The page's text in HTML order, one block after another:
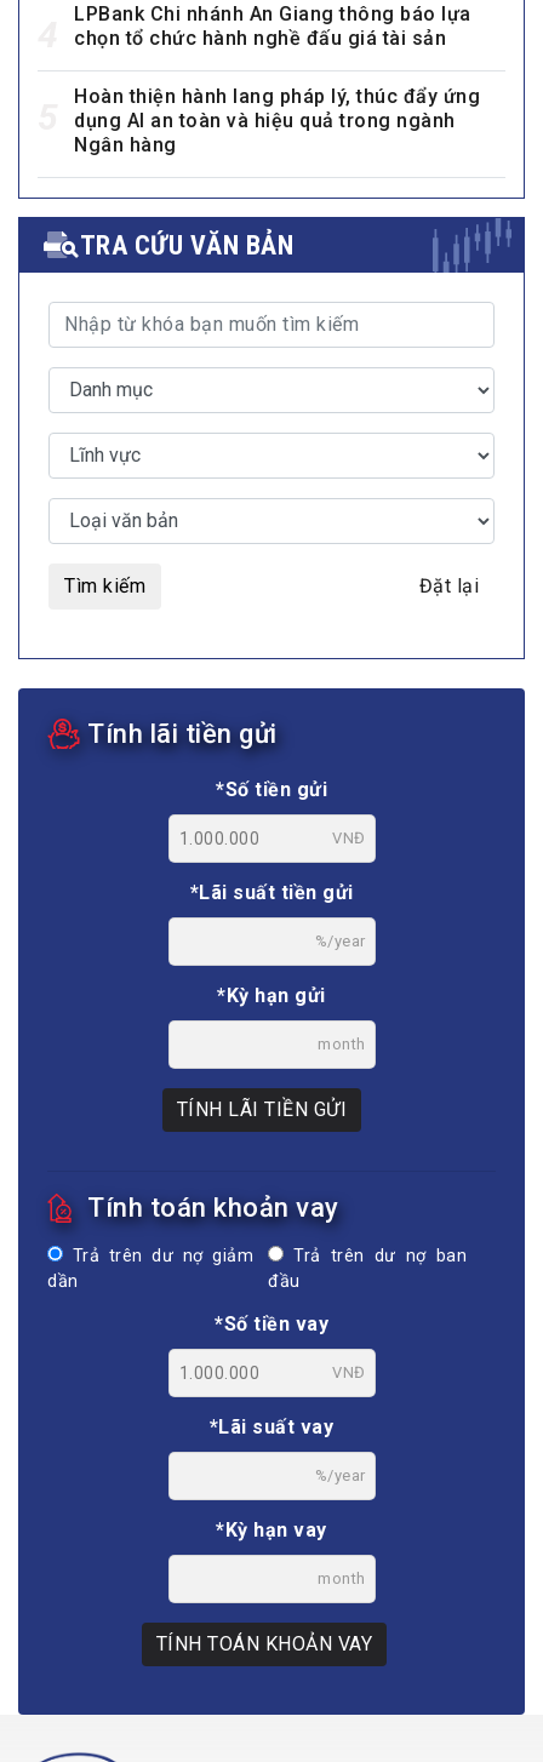
LPBank Chi nhánh An Giang thông báo lựa
chọn tổ chức hành nghề đấu giá tài sản
Hoàn thiện hành lang pháp lý, thúc đẩy ứng
dụng AI an toàn và hiệu quả trong ngành
Ngân hàng
TRA CỨU VĂN BẢN
Tìm kiếm Đặt lại
Tính lãi tiền gửi
*Số tiền gửi
VNĐ
*Lãi suất tiền gửi
%/year
*Kỳ hạn gửi
month
TÍNH LÃI TIỀN GỬI
Tính toán khoản vay
Trả trên dư nợ giảm
dần
Trả trên dư nợ ban
đầu
*Số tiền vay
VNĐ
*Lãi suất vay
%/year
*Kỳ hạn vay
month
TÍNH TOÁN KHOẢN VAY